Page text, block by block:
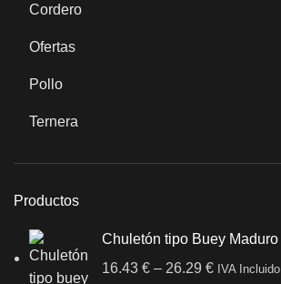
Cordero
Ofertas
Pollo
Ternera
Productos
Chuletón tipo Buey Maduro
16.43 € – 26.29 € IVA Incluido